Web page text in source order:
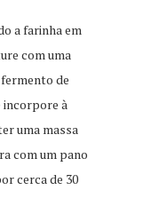
a farinha em
com uma
de
incorpore à
uma massa
com um pano
cerca de 30